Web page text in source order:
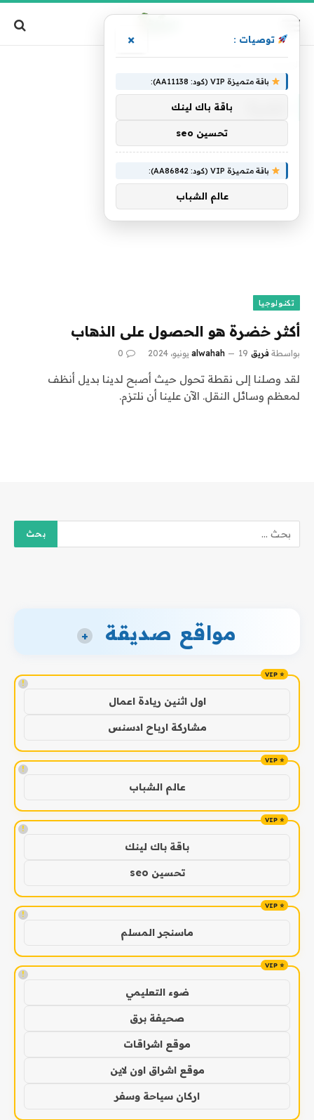
تكنولوجيا
أكثر خضرة هو الحصول على الذهاب
بواسطة فريق alwahah 19 يونيو، 2024 0
لقد وصلنا إلى نقطة تحول حيث أصبح لدينا بديل أنظف
لمعظم وسائل النقل. الآن علينا أن نلتزم.
مواقع صديقة +
!
اول اثنين ريادة اعمال
مشاركة ارباح ادسنس
!
عالم الشباب
!
باقة باك لينك
تحسين seo
!
ماسنجر المسلم
!
ضوء التعليمي
صحيفة برق
موقع اشراقات
موقع اشراق اون لاين
اركان سياحة وسفر
توصيات : ×
باقة متميزة VIP (كود: AA11138):
باقة باك لينك
تحسين seo
باقة متميزة VIP (كود: AA86842):
عالم الشباب